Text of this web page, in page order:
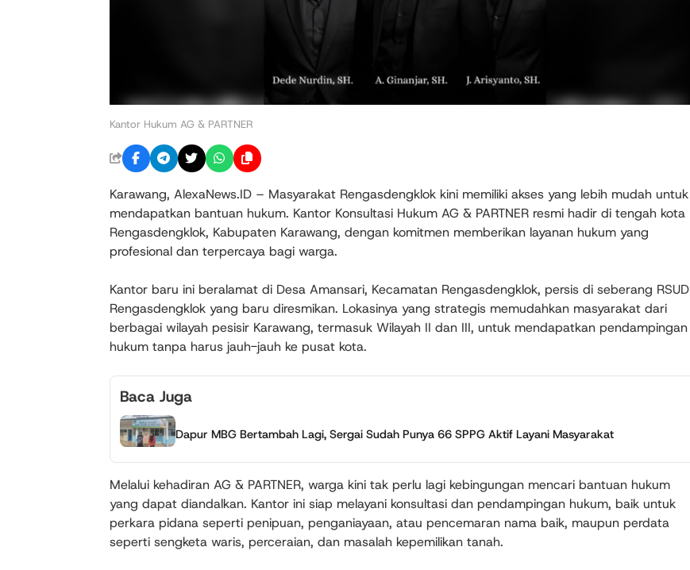
Kantor Hukum AG & PARTNER
Karawang, AlexaNews.ID – Masyarakat Rengasdengklok kini memiliki akses yang lebih mudah untuk
mendapatkan bantuan hukum. Kantor Konsultasi Hukum AG & PARTNER resmi hadir di tengah kota
Rengasdengklok, Kabupaten Karawang, dengan komitmen memberikan layanan hukum yang
profesional dan terpercaya bagi warga.
Kantor baru ini beralamat di Desa Amansari, Kecamatan Rengasdengklok, persis di seberang RSUD
Rengasdengklok yang baru diresmikan. Lokasinya yang strategis memudahkan masyarakat dari
berbagai wilayah pesisir Karawang, termasuk Wilayah II dan III, untuk mendapatkan pendampingan
hukum tanpa harus jauh-jauh ke pusat kota.
Baca Juga
Dapur MBG Bertambah Lagi, Sergai Sudah Punya 66 SPPG Aktif Layani Masyarakat
Melalui kehadiran AG & PARTNER, warga kini tak perlu lagi kebingungan mencari bantuan hukum
yang dapat diandalkan. Kantor ini siap melayani konsultasi dan pendampingan hukum, baik untuk
perkara pidana seperti penipuan, penganiayaan, atau pencemaran nama baik, maupun perdata
seperti sengketa waris, perceraian, dan masalah kepemilikan tanah.